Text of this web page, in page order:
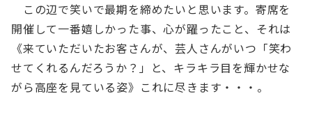
この辺で笑いで最期を締めたいと思います。寄席を
開催して一番嬉しかった事、心が躍ったこと、それは
《来ていただいたお客さんが、芸人さんがいつ「笑わ
せてくれるんだろうか？」と、キラキラ目を輝かせな
がら高座を見ている姿》これに尽きます・・・。